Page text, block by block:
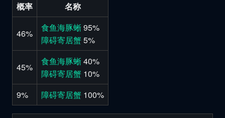
概率
名称
46%
食鱼海豚蜥95%
障碍寄居蟹5%
45%
食鱼海豚蜥40%
障碍寄居蟹 10%
9%
障碍寄居蟹 100%